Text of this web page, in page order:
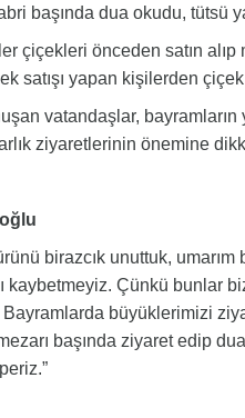
başında dua okudu, tütsü
çiçekleri önceden satın
satışı yapan kişilerden çiçek
vatandaşlar,
ziyaretlerinin önemine
birazcık unuttuk,
kaybetmeyiz. Çünkü bunlar
büyüklerimizi
mezarı başında ziyaret edip